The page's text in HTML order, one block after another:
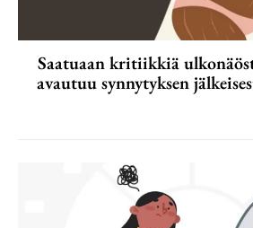
Saatuaan kritiikkiä
avautuu synnytyksen